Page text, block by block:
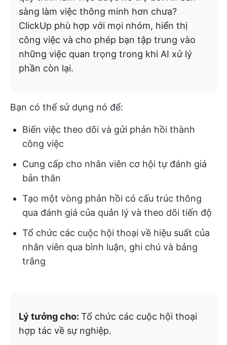
sàng làm việc thông minh hơn chưa?
ClickUp phù hợp với mọi nhóm, hiển thị
công việc và cho phép bạn tập trung vào
những việc quan trọng trong khi AI xử lý
phần còn lại.
Bạn có thể sử dụng nó để:
Biến việc theo dõi và gửi phản hồi thành
công việc
Cung cấp cho nhân viên cơ hội tự đánh giá
bản thân
Tạo một vòng phản hồi có cấu trúc thông
qua đánh giá của quản lý và theo dõi tiến độ
Tổ chức các cuộc hội thoại về hiệu suất của
nhân viên qua bình luận, ghi chú và bảng
trắng
Lý tưởng cho: Tổ chức các cuộc hội thoại
hợp tác về sự nghiệp.